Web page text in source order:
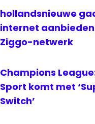
hollandsnieuwe
internet
Ziggo-netwerk
Champions
Sport komt met
Switch’